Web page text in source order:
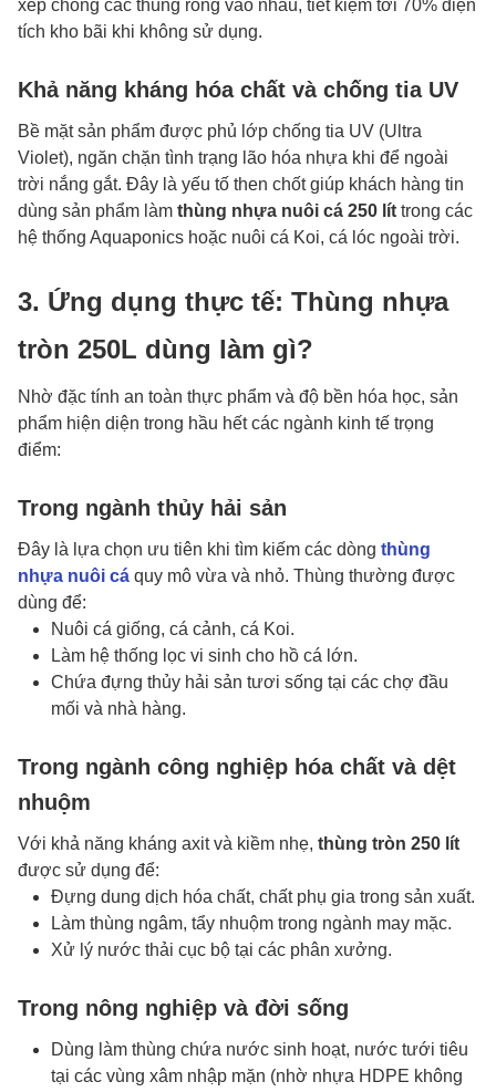
xếp chồng các thùng rỗng vào nhau, tiết kiệm tới 70% diện
tích kho bãi khi không sử dụng.
Khả năng kháng hóa chất và chống tia UV
Bề mặt sản phẩm được phủ lớp chống tia UV (Ultra
Violet), ngăn chặn tình trạng lão hóa nhựa khi để ngoài
trời nắng gắt. Đây là yếu tố then chốt giúp khách hàng tin
dùng sản phẩm làm thùng nhựa nuôi cá 250 lít trong các
hệ thống Aquaponics hoặc nuôi cá Koi, cá lóc ngoài trời.
3. Ứng dụng thực tế: Thùng nhựa
tròn 250L dùng làm gì?
Nhờ đặc tính an toàn thực phẩm và độ bền hóa học, sản
phẩm hiện diện trong hầu hết các ngành kinh tế trọng
điểm:
Trong ngành thủy hải sản
Đây là lựa chọn ưu tiên khi tìm kiếm các dòng thùng
nhựa nuôi cá quy mô vừa và nhỏ. Thùng thường được
dùng để:
Nuôi cá giống, cá cảnh, cá Koi.
Làm hệ thống lọc vi sinh cho hồ cá lớn.
Chứa đựng thủy hải sản tươi sống tại các chợ đầu
mối và nhà hàng.
Trong ngành công nghiệp hóa chất và dệt
nhuộm
Với khả năng kháng axit và kiềm nhẹ, thùng tròn 250 lít
được sử dụng để:
Đựng dung dịch hóa chất, chất phụ gia trong sản xuất.
Làm thùng ngâm, tẩy nhuộm trong ngành may mặc.
Xử lý nước thải cục bộ tại các phân xưởng.
Trong nông nghiệp và đời sống
Dùng làm thùng chứa nước sinh hoạt, nước tưới tiêu
tại các vùng xâm nhập mặn (nhờ nhựa HDPE không